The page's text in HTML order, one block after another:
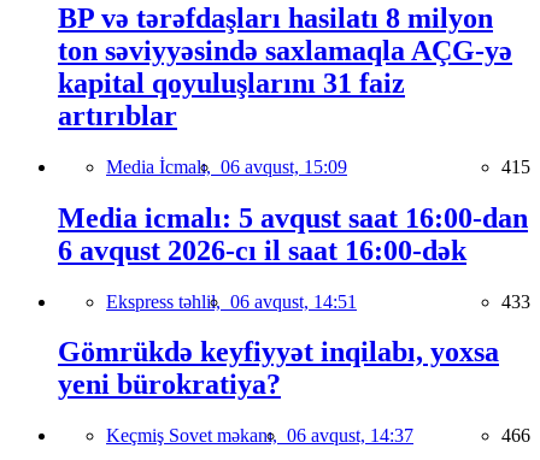
BP və tərəfdaşları hasilatı 8 milyon
ton səviyyəsində saxlamaqla AÇG-yə
kapital qoyuluşlarını 31 faiz
artırıblar
Media İcmalı, 06 avqust, 15:09 415
Media icmalı: 5 avqust saat 16:00-dan
6 avqust 2026-cı il saat 16:00-dək
Ekspress təhlil, 06 avqust, 14:51 433
Gömrükdə keyfiyyət inqilabı, yoxsa
yeni bürokratiya?
Keçmiş Sovet məkanı, 06 avqust, 14:37 466